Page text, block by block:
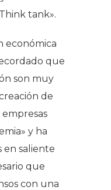
tank».
económica
que
son muy
de
y ha
en saliente
que
con una